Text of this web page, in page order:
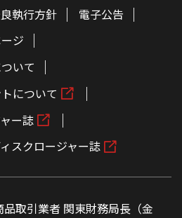
執行方針
電子公告
ジ
いて
について
ー誌
スクロージャー誌
取引業者 関東財務局長（金